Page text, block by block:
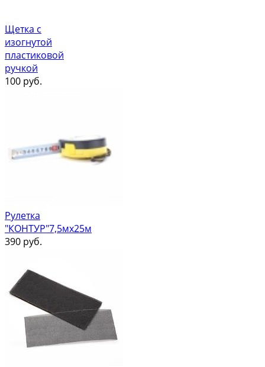
Щетка с
изогнутой
пластиковой
ручкой
100 руб.
Рулетка
"КОНТУР"7,5мх25м
390 руб.